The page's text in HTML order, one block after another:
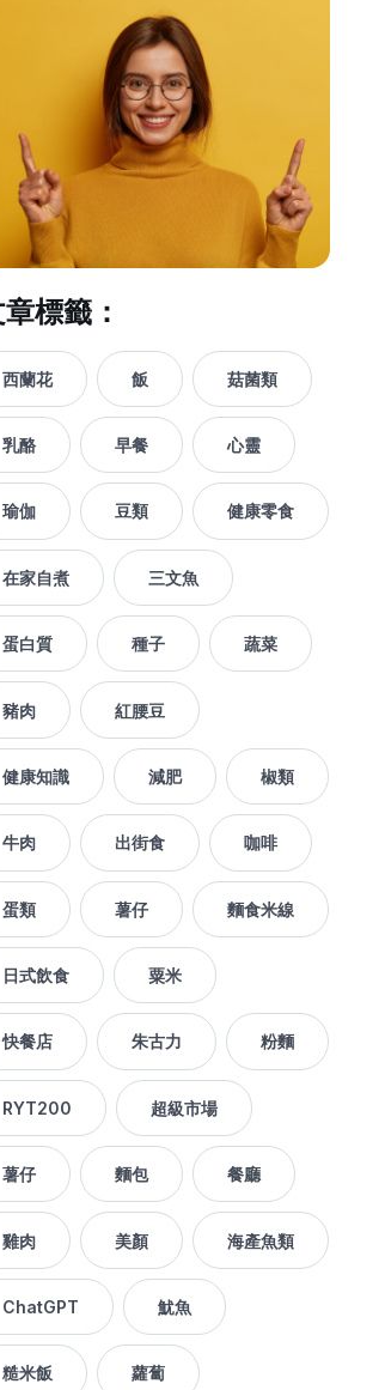
標籤：
西蘭花 飯 菇菌類
乳酪 早餐 心靈
瑜伽 豆類 健康零食
在家自煮 三文魚
蛋白質 種子 蔬菜
豬肉 紅腰豆
健康知識 減肥 椒類
牛肉 出街食 咖啡
蛋類 薯仔 麵食米線
日式飲食 粟米
快餐店 朱古力 粉麵
RYT200 超級市場
薯仔 麵包 餐廳
雞肉 美顏 海產魚類
ChatGPT 魷魚
糙米飯 蘿蔔